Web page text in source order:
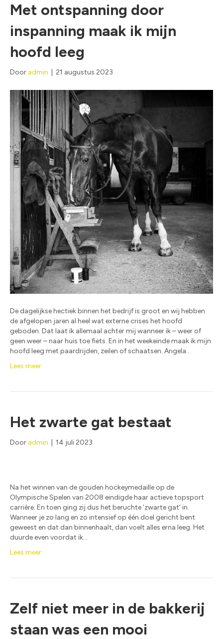
Met ontspanning door
inspanning maak ik mijn
hoofd leeg
Door admin 21 augustus 2023
De dagelijkse hectiek binnen het bedrijf is groot en wij hebben
de afgelopen jaren al heel wat externe crises het hoofd
geboden. Dat laat ik allemaal achter mij wanneer ik – weer of
geen weer – naar huis toe fiets. En in het weekeinde maak ik mijn
hoofd leeg met paardrijden, zeilen of schaatsen. Angela…
Lees meer
Het zwarte gat bestaat
Door admin 14 juli 2023
Na het winnen van de gouden hockeymedaille op de
Olympische Spelen van 2008 eindigde haar actieve topsport
carrière. En toen ging zij dus het beruchte ‘zwarte gat’ in.
Wanneer je zo lang en zo intensief op één doel gericht bent
geweest en dat dan binnenhaalt, dan voelt alles erna leeg. Het
duurde even voordat ik…
Lees meer
Zelf niet meer in de bakkerij
staan was een mooi